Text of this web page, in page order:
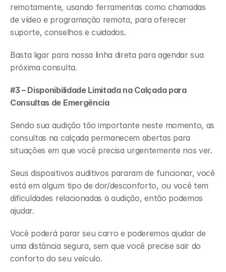
remotamente, usando ferramentas como chamadas
de vídeo e programação remota, para oferecer
suporte, conselhos e cuidados.
Basta ligar para nossa linha direta para agendar sua
próxima consulta.
#3 – Disponibilidade Limitada na Calçada para
Consultas de Emergência
Sendo sua audição tão importante neste momento, as
consultas na calçada permanecem abertas para
situações em que você precisa urgentemente nos ver.
Seus dispositivos auditivos pararam de funcionar, você
está em algum tipo de dor/desconforto, ou você tem
dificuldades relacionadas à audição, então podemos
ajudar.
Você poderá parar seu carro e poderemos ajudar de
uma distância segura, sem que você precise sair do
conforto do seu veículo.